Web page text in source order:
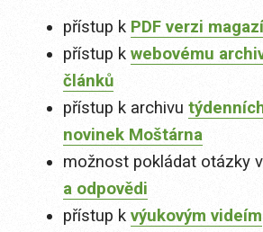
přístup k PDF verzi
přístup k webovému
článků
přístup k archivu
novinek Moštárna
možnost pokládat otázky
a odpovědi
přístup k výukovým videím